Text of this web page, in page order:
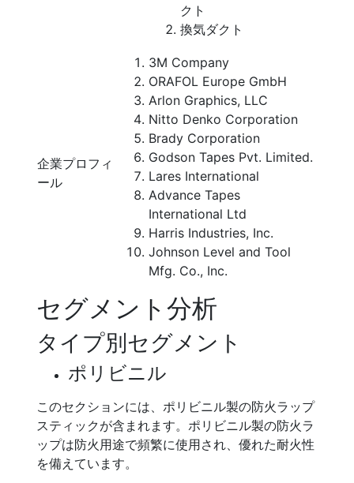
クト
換気ダクト
企業プロフィ
ール
3M Company
ORAFOL Europe GmbH
Arlon Graphics, LLC
Nitto Denko Corporation
Brady Corporation
Godson Tapes Pvt. Limited.
Lares International
Advance Tapes
International Ltd
Harris Industries, Inc.
Johnson Level and Tool
Mfg. Co., Inc.
セグメント分析
タイプ別セグメント
ポリビニル
このセクションには、ポリビニル製の防火ラップ
スティックが含まれます。ポリビニル製の防火ラ
ップは防火用途で頻繁に使用され、優れた耐火性
を備えています。